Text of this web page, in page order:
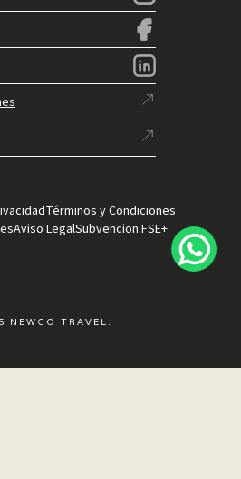
Términos y Condiciones
Aviso LegalSubvencion FSE+
NEWCO TRAVEL.